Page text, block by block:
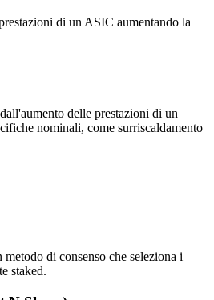
di un ASIC aumentando la
delle prestazioni di un
nominali, come surriscaldamento
di consenso che seleziona i
staked.